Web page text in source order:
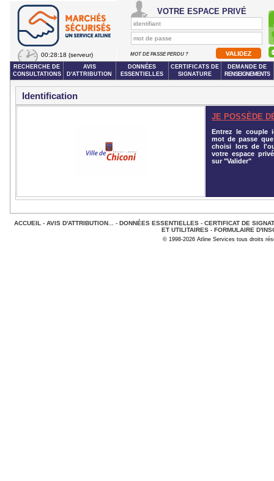
00:28:18 (serveur)
VOTRE ESPACE PRIVÉ
MOT DE PASSE PERDU ?
RECHERCHE DE
CONSULTATIONS
AVIS
D'ATTRIBUTION
DONNÉES
ESSENTIELLES
CERTIFICATS DE
SIGNATURE
DEMANDE DE
RENSEIGNEMENTS
Identification
JE POSSÈDE
Entrez le couple
mot de passe
choisi lors de
votre espace
sur "Valider"
ACCUEIL - AVIS D'ATTRIBUTION... - DONNÉES ESSENTIELLES- CERTIFICAT DE
ET UTILITAIRES - FORMULAIRE
© 1998-2026 Atline Services tous droits